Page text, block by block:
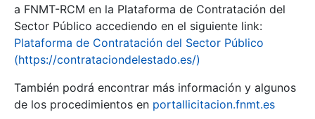
a FNMT-RCM en la Plataforma de Contratación del
Sector Público accediendo en el siguiente link:
Plataforma de Contratación del Sector Público
(https://contrataciondelestado.es/)
También podrá encontrar más información y algunos
de los procedimientos en portallicitacion.fnmt.es